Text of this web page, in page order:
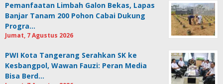
Pemanfaatan Limbah Galon Bekas, Lapas
Banjar Tanam 200 Pohon Cabai Dukung
Progra…
Jumat, 7 Agustus 2026
PWI Kota Tangerang Serahkan SK ke
Kesbangpol, Wawan Fauzi: Peran Media
Bisa Berd…